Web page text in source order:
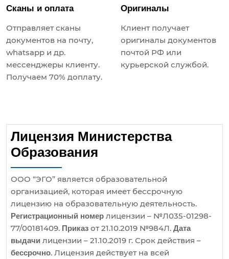
Сканы и оплата
Отправляет сканы
документов на почту,
whatsapp и др.
мессенджеры клиенту.
Получаем 70% доплату.
Оригиналы
Клиент получает
оригиналы документов
почтой РФ или
курьерской службой.
Лицензия Министерства
Образования
ООО “ЭГО” является образовательной
организацией, которая имеет бессрочную
лицензию на образовательную деятельность.
Регистрационный номер лицензии – №Л035-01298-
77/00181409. Приказ от 21.10.2019 №984Л. Дата
выдачи лицензии – 21.10.2019 г. Срок действия –
бессрочно. Лицензия действует на всей